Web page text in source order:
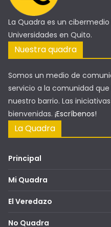
La Quadra es un
Universidades en Quito.
Nuestra quadra
Somos un medio de
servicio a la comunidad
nuestro barrio. Las
bienvenidas. ¡Escríbenos!
La Quadra
Principal
Mi Quadra
El Veredazo
No Quadra